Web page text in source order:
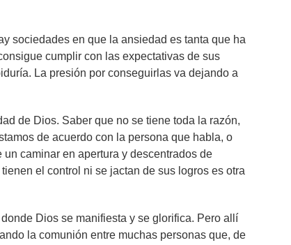
sociedades en que la ansiedad es tanta que ha
cumplir con las expectativas de sus
La presión por conseguirlas va dejando a
de Dios. Saber que no se tiene toda la razón,
de acuerdo con la persona que habla, o
caminar en apertura y descentrados de
el control ni se jactan de sus logros es otra
Dios se manifiesta y se glorifica. Pero allí
la comunión entre muchas personas que, de